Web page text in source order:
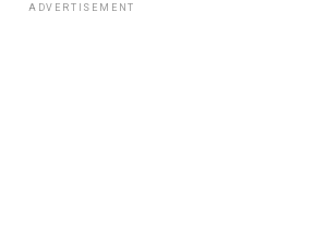
ADVERTISEMENT